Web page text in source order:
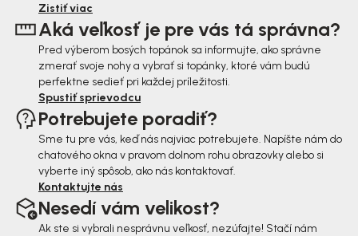
Zistiť viac
Aká veľkosť je pre vás tá správna?
Pred výberom bosých topánok sa informujte, ako správne
zmerať svoje nohy a vybrať si topánky, ktoré vám budú
perfektne sedieť pri každej príležitosti.
Spustiť sprievodcu
Potrebujete poradiť?
Sme tu pre vás, keď nás najviac potrebujete. Napíšte nám do
chatového okna v pravom dolnom rohu obrazovky alebo si
vyberte iný spôsob, ako nás kontaktovať.
Kontaktujte nás
Nesedí vám velikost?
Ak ste si vybrali nesprávnu veľkosť, nezúfajte! Stačí nám